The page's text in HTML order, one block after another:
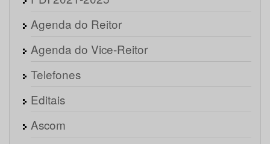
Agenda do Reitor
Agenda do Vice-Reitor
Telefones
Editais
Ascom